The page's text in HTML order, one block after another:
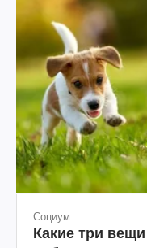
Социум
Какие три